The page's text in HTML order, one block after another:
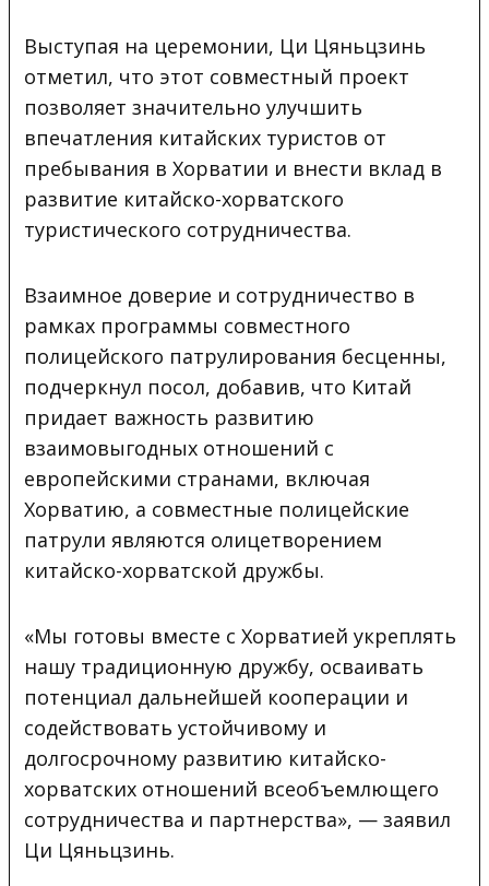
Выступая на церемонии, Ци Цяньцзинь
отметил, что этот совместный проект
позволяет значительно улучшить
впечатления китайских туристов от
пребывания в Хорватии и внести вклад в
развитие китайско-хорватского
туристического сотрудничества.
Взаимное доверие и сотрудничество в
рамках программы совместного
полицейского патрулирования бесценны,
подчеркнул посол, добавив, что Китай
придает важность развитию
взаимовыгодных отношений с
европейскими странами, включая
Хорватию, а совместные полицейские
патрули являются олицетворением
китайско-хорватской дружбы.
«Мы готовы вместе с Хорватией укреплять
нашу традиционную дружбу, осваивать
потенциал дальнейшей кооперации и
содействовать устойчивому и
долгосрочному развитию китайско-
хорватских отношений всеобъемлющего
сотрудничества и партнерства», — заявил
Ци Цяньцзинь.